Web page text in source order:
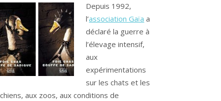
Depuis 1992,
l’association Gaïa a
déclaré la guerre à
l’élevage intensif,
aux
expérimentations
sur les chats et les
chiens, aux zoos, aux conditions de